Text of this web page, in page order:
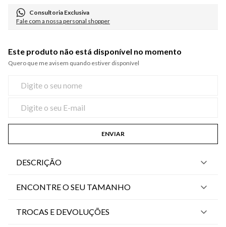
Consultoria Exclusiva
Fale com a nossa personal shopper
Este produto não está disponível no momento
Quero que me avisem quando estiver disponível
ENVIAR
DESCRIÇÃO
ENCONTRE O SEU TAMANHO
TROCAS E DEVOLUÇÕES